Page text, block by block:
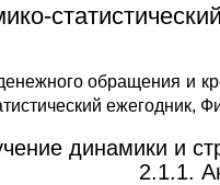
обращения и
ежегодник,
динамики и
2.1.1.